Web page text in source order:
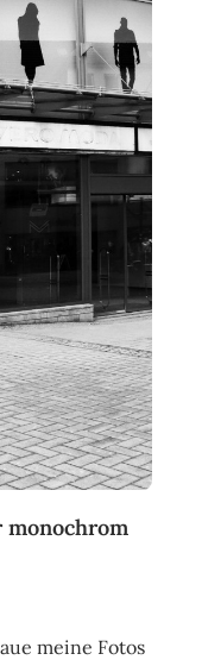
monochrom
meine Fotos